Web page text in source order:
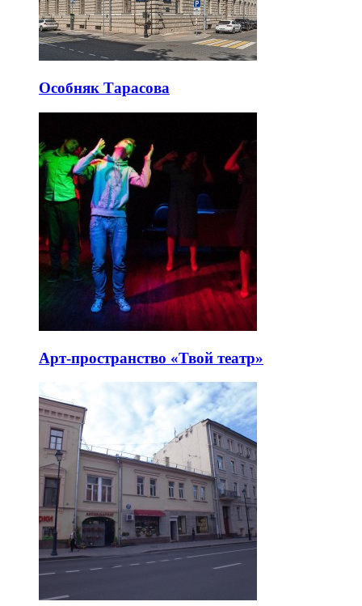
Особняк Тарасова
Арт-пространство «Твой театр»